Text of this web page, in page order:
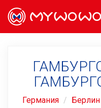
Германия Берлин